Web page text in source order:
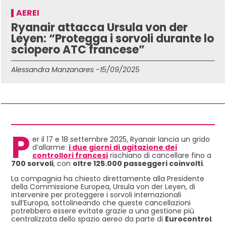
AEREI
Ryanair attacca Ursula von der
Leyen: “Protegga i sorvoli durante lo
sciopero ATC francese”
Alessandra Manzanares -15/09/2025
P er il 17 e 18 settembre 2025, Ryanair lancia un grido
d’allarme: i due giorni di agitazione dei
controllori francesi rischiano di cancellare fino a
700 sorvoli, con oltre 125.000 passeggeri coinvolti.
La compagnia ha chiesto direttamente alla Presidente
della Commissione Europea, Ursula von der Leyen, di
intervenire per proteggere i sorvoli internazionali
sull’Europa, sottolineando che queste cancellazioni
potrebbero essere evitate grazie a una gestione più
centralizzata dello spazio aereo da parte di Eurocontrol.